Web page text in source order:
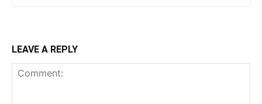
LEAVE A REPLY